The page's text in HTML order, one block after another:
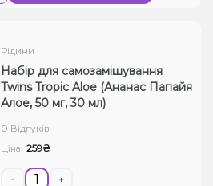
Рідини
Набір для самозамішування
Twins Tropic Aloe (Ананас Папайя
Алое, 50 мг, 30 мл)
0 Відгуків
Ціна: 259₴
- +